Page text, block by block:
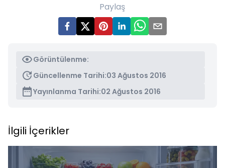
Paylaş
Görüntülenme:
Güncellenme Tarihi:03 Ağustos 2016
Yayınlanma Tarihi:02 Ağustos 2016
İlgili İçerikler